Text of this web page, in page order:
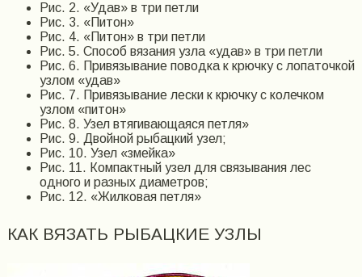
Рис. 2. «Удав» в три петли
Рис. 3. «Питон»
Рис. 4. «Питон» в три петли
Рис. 5. Способ вязания узла «удав» в три петли
Рис. 6. Привязывание поводка к крючку с лопаточкой
узлом «удав»
Рис. 7. Привязывание лески к крючку с колечком
узлом «питон»
Рис. 8. Узел втягивающаяся петля»
Рис. 9. Двойной рыбацкий узел;
Рис. 10. Узел «змейка»
Рис. 11. Компактный узел для связывания лес
одного и разных диаметров;
Рис. 12. «Жилковая петля»
КАК ВЯЗАТЬ РЫБАЦКИЕ УЗЛЫ